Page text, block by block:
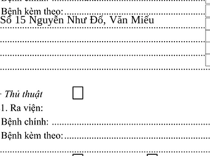
Số 15 Nguyễn Như Đổ, Văn Miếu